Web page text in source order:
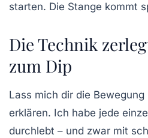
starten. Die Stange kommt
Die Technik
zum Dip
Lass mich dir die Bewegung
erklären. Ich habe jede
durchlebt – und zwar mit